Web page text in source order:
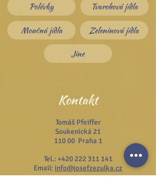
Polévky Tvarohová jídla
Moučná jídla Zeleninová jídla
Jiné
Kontakt
Tomáš Pfeiffer
Soukenická 21
110 00 Praha 1
Tel.: +420 222 311 141
Email: info@josefzezulka.cz